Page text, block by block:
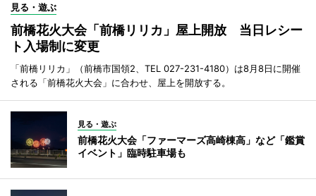
見る・遊ぶ
前橋花火大会「前橋リリカ」屋上開放 当日レシー
ト入場制に変更
「前橋リリカ」（前橋市国領2、TEL 027-231-4180）は8月8日に開催
される「前橋花火大会」に合わせ、屋上を開放する。
見る・遊ぶ
前橋花火大会「ファーマーズ高崎棟高」など「鑑賞
イベント」臨時駐車場も